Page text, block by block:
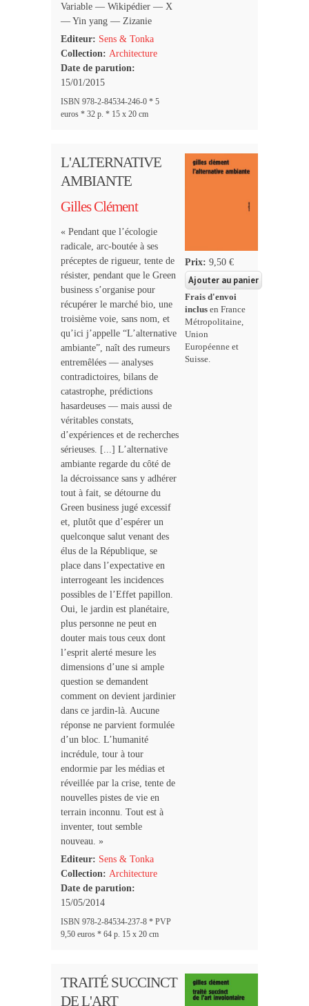
Variable — Wikipédier — X
— Yin yang — Zizanie
Editeur: Sens & Tonka
Collection: Architecture
Date de parution:
15/01/2015
ISBN 978-2-84534-246-0 * 5
euros * 32 p. * 15 x 20 cm
L'ALTERNATIVE
AMBIANTE
Gilles Clément
« Pendant que l’écologie
radicale, arc-boutée à ses
préceptes de rigueur, tente de
résister, pendant que le Green
business s’organise pour
récupérer le marché bio, une
troisième voie, sans nom, et
qu’ici j’appelle “L’alternative
ambiante”, naît des rumeurs
entremêlées — analyses
contradictoires, bilans de
catastrophe, prédictions
hasardeuses — mais aussi de
véritables constats,
d’expériences et de re­cherches
sérieuses. [...] L’alternative
ambiante regarde du côté de
la dé­croissance sans y adhérer
tout à fait, se détourne du
Green business jugé excessif
et, plutôt que d’espérer un
quelconque salut venant des
élus de la République, se
place dans l’expectative en
interrogeant les incidences
possibles de l’Effet papillon.
Oui, le jardin est planétaire,
plus personne ne peut en
douter mais tous ceux dont
l’esprit alerté mesure les
dimensions d’une si ample
question se demandent
comment on devient jardinier
dans ce jardin-là. Aucune
réponse ne parvient formulée
d’un bloc. L’humanité
incrédule, tour à tour
endormie par les médias et
réveillée par la crise, tente de
nouvelles pistes de vie en
terrain inconnu. Tout est à
inventer, tout semble
nouveau. »
Editeur: Sens & Tonka
Collection: Architecture
Date de parution:
15/05/2014
ISBN 978-2-84534-237-8 * PVP
9,50 euros * 64 p. 15 x 20 cm
Prix:9,50 €
Frais d'envoi
inclus en France
Métropolitaine,
Union
Européenne et
Suisse.
TRAITÉ SUCCINCT
DE L'ART